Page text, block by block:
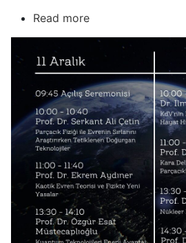
Read more
PHYSICS
CONFERENCE
11–
12,
2023